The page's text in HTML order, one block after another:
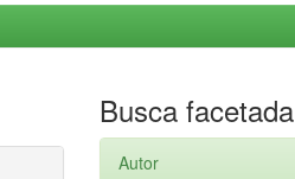
Busca facetada
Autor